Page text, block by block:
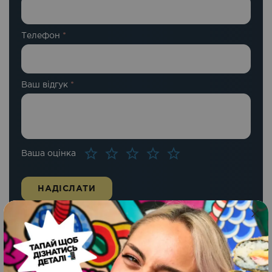
Телефон *
Ваша оцінка
Ваш відгук *
Схожі страви